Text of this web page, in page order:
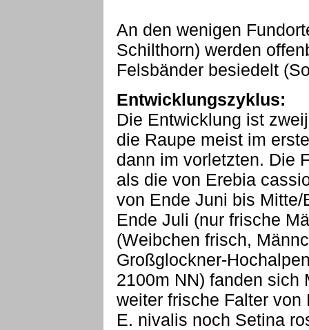
An den wenigen
Schilthorn) werden
Felsbänder besiedelt
Entwicklungszyklus:
Die Entwicklung ist
die Raupe meist im
dann im vorletzten. Die
als die von Erebia
von Ende Juni bis
Ende Juli (nur frische
(Weibchen frisch,
Großglockner-
2100m NN) fanden sich
weiter frische Falter
E. nivalis noch Setina